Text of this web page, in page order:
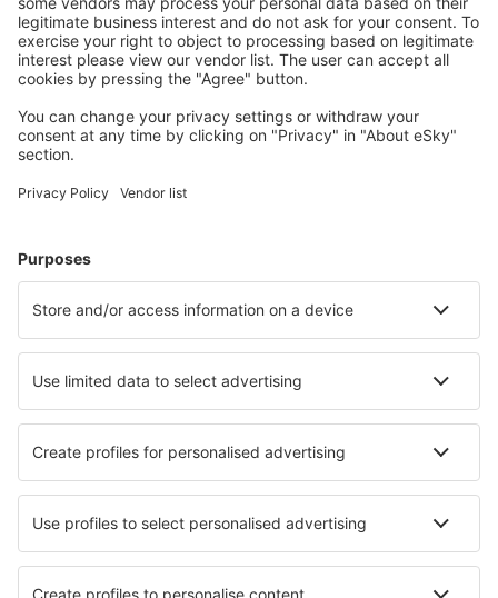
convenabil călătoriile
Planifică-ți călătoria
Zbor+Hotel
Hoteluri
Transferuri aeroport
Atracţii
Evenimente sportive
Află mai multe
Aplicație mobilă
Companii aeriene
Wizz Air